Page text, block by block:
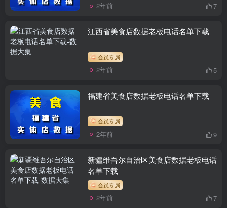
2年前 7
江西省美食店数据老板电话名单下载
会员专属
2年前 5
福建省美食店数据老板电话名单下载
会员专属
2年前 9
新疆维吾尔自治区美食店数据老板电话
名单下载
会员专属
2年前 7